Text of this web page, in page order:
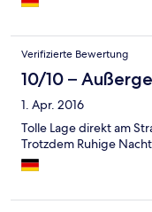
Verifizierte Bewertung
10/10 –
1. Apr. 2016
Tolle Lage direkt am
Trotzdem Ruhige